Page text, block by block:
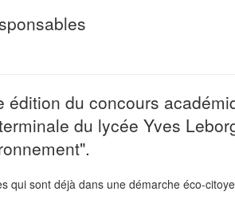
édition du concours
du lycée Yves
qui sont déjà dans une démarche éco-